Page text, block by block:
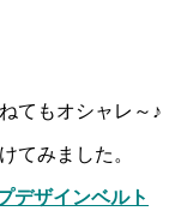
てもオシャレ～♪
てみました。
デザインベルト